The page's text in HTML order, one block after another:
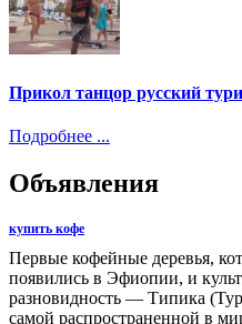
Прикол танцор русский
Подробнее ...
Объявления
купить кофе
Первые кофейные деревья,
появились в Эфиопии, и
разновидность — Типика
самой распространенной в